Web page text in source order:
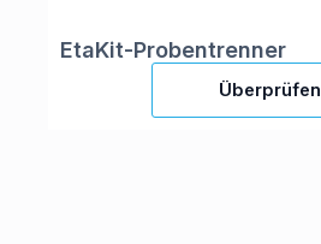
EtaKit-Probentrenner
Überprüfen